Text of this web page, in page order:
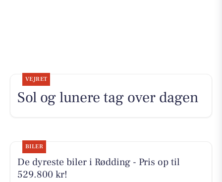
VEJRET
Sol og lunere tag over dagen
BILER
De dyreste biler i Rødding - Pris op til
529.800 kr!